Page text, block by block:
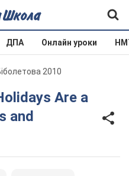
ДПА Онлайн уроки
2010
and